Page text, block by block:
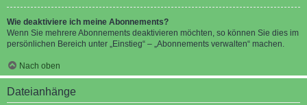
Wie deaktiviere ich meine Abonnements?
Wenn Sie mehrere Abonnements deaktivieren möchten, so können Sie dies im
persönlichen Bereich unter „Einstieg“ – „Abonnements verwalten“ machen.
Nach oben
Dateianhänge